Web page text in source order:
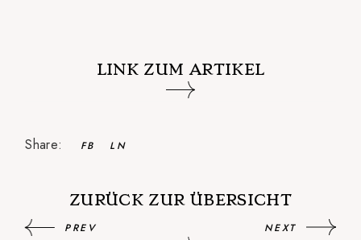
LINK ZUM ARTIKEL
ZURÜCK ZUR ÜBERSICHT
Share: FB LN
PREV NEXT